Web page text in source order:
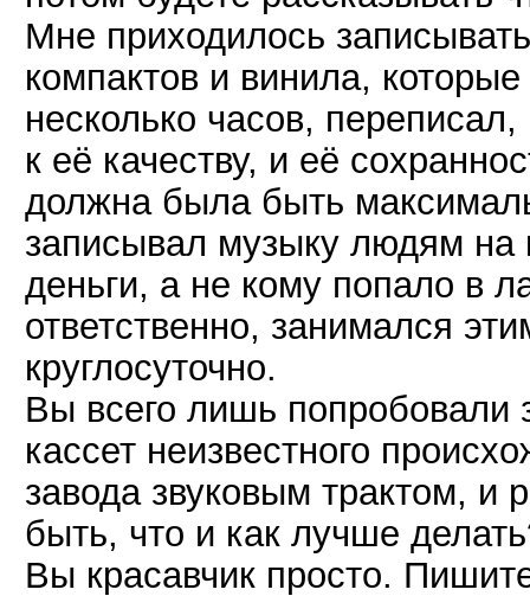
Мне приходилось
компактов и винила,
несколько часов,
к её качеству, и её
должна была быть
записывал музыку людям на
деньги, а не кому попало в
ответственно, занимался
круглосуточно.
Вы всего лишь попробовали
кассет неизвестного
завода звуковым трактом, и
быть, что и как лучше
Вы красавчик просто.